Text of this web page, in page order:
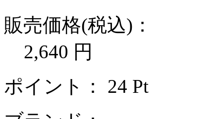
販売価格(税込)：
2,640 円
ポイント： 24 Pt